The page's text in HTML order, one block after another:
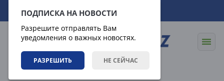
ПОДПИСКА НА НОВОСТИ
Разрешите отправлять Вам
уведомления о важных новостях.
РАЗРЕШИТЬ НЕ СЕЙЧАС
08.08.2026 23:11:54